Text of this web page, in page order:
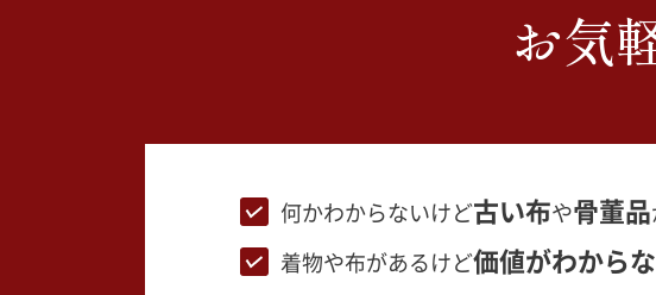
お気
何かわからないけど古い布や骨董品
着物や布があるけど価値がわから